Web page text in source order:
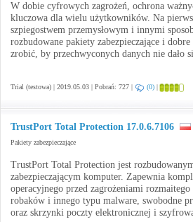
W dobie cyfrowych zagrożeń, ochrona
kluczowa dla wielu użytkowników. Na
szpiegostwem przemysłowym i innymi
rozbudowane pakiety zabezpieczające i
zrobić, by przechwyconych danych nie dało
Trial (testowa) | 2019.05.03 | Pobrań: 727 | (0) |
TrustPort Total Protection 17.0.6.7106
Pakiety zabezpieczające
TrustPort Total Protection jest
zabezpieczającym komputer. Zapewnia
operacyjnego przed zagrożeniami
robaków i innego typu malware, swobodne
oraz skrzynki poczty elektronicznej i